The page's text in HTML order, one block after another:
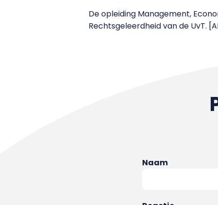
De opleiding Management,
Rechtsgeleerdheid van de UvT.
Naam